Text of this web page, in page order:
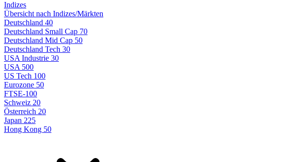
Indizes
Übersicht nach Indizes/Märkten
Deutschland 40
Deutschland Small Cap 70
Deutschland Mid Cap 50
Deutschland Tech 30
USA Industrie 30
USA 500
US Tech 100
Eurozone 50
FTSE-100
Schweiz 20
Österreich 20
Japan 225
Hong Kong 50